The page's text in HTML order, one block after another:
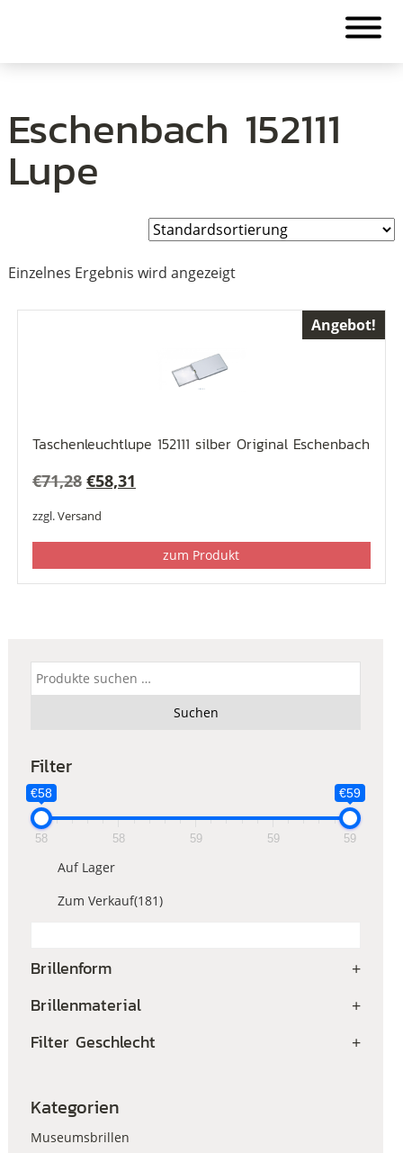
Eschenbach 152111
Lupe
Einzelnes Ergebnis wird angezeigt
Angebot!
Taschenleuchtlupe 152111 silber Original Eschenbach
€71,28 Ursprünglicher
Preis
€58,31
€58,31.
zzgl.Versand
zum Produkt
Suchen
nach:
Suchen
Filter
€58 €59
58 58 59 59 59
Auf Lager
Zum Verkauf(181)
Brillenform +
Brillenmaterial +
Filter Geschlecht +
Kategorien
Museumsbrillen